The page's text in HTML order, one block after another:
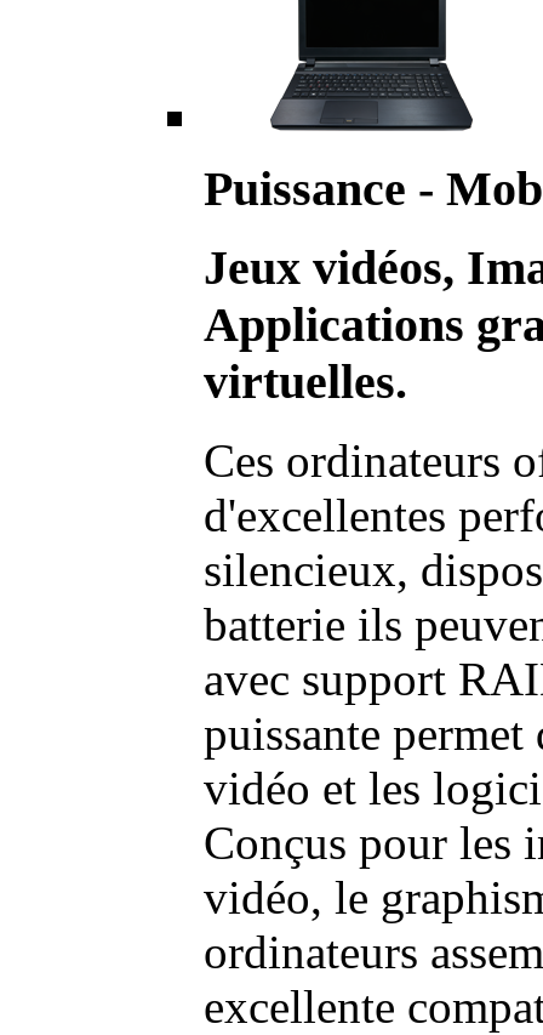
Puissance -
Jeux vidéos,
Applications
virtuelles.
Ces ordinateurs
d'excellentes
silencieux,
batterie ils
avec support
puissante permet
vidéo et les
Conçus pour les
vidéo, le
ordinateurs
excellente